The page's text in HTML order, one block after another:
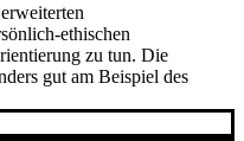
ethischen
zu tun. Die
gut am Beispiel des